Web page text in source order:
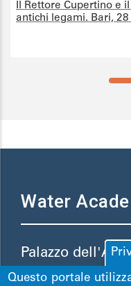
Laforgia rafforzano
Water
Palazzo
Via S.Cognetti,
Questo portale